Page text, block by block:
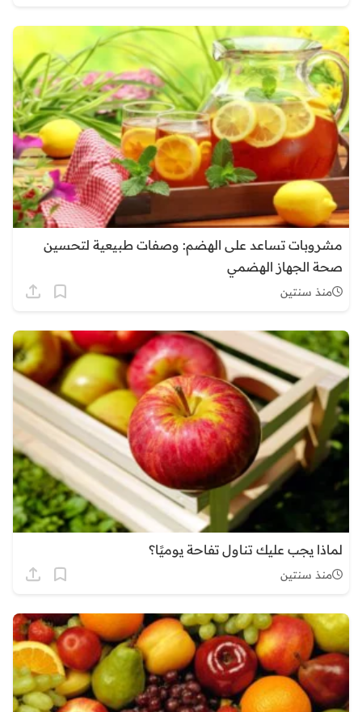
مشروبات تساعد على الهضم: وصفات طبيعية لتحسين
صحة الجهاز الهضمي
منذ سنتين
لماذا يجب عليك تناول تفاحة يوميًا؟
منذ سنتين